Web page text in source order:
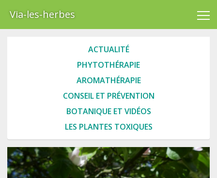
Via-les-herbes
ACTUALITÉ
PHYTOTHÉRAPIE
AROMATHÉRAPIE
CONSEIL ET PRÉVENTION
BOTANIQUE ET VIDÉOS
LES PLANTES TOXIQUES